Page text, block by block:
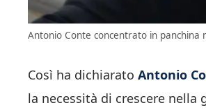
Antonio Conte concentrato in panchina
Così ha dichiarato Antonio
la necessità di crescere nella